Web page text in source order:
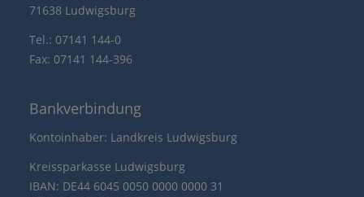
71638 Ludwigsburg
Tel.: 07141 144-0
Fax: 07141 144-396
Bankverbindung
Kontoinhaber: Landkreis Ludwigsburg
Kreissparkasse Ludwigsburg
IBAN: DE44 6045 0050 0000 0000 31